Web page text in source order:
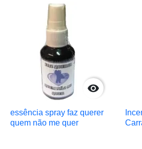

essência spray faz querer
quem não me quer